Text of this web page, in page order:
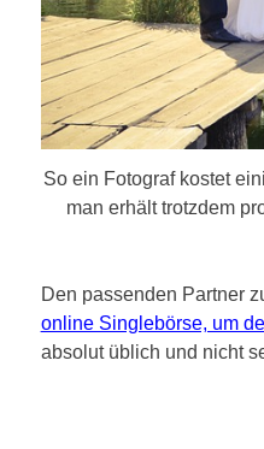
So ein Fotograf kostet
man erhält trotzdem
Den passenden Partner
online Singlebörse, um
absolut üblich und nicht